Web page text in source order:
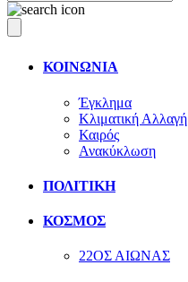
ΚΟΙΝΩΝΙΑ
Έγκλημα
Κλιματική Αλλαγή
Καιρός
Ανακύκλωση
ΠΟΛΙΤΙΚΗ
ΚΟΣΜΟΣ
22ΟΣ ΑΙΩΝΑΣ